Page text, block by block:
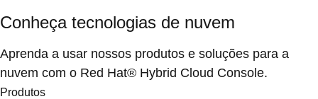
Conheça tecnologias de nuvem
Aprenda a usar nossos produtos e soluções para a
nuvem com o Red Hat® Hybrid Cloud Console.
Produtos